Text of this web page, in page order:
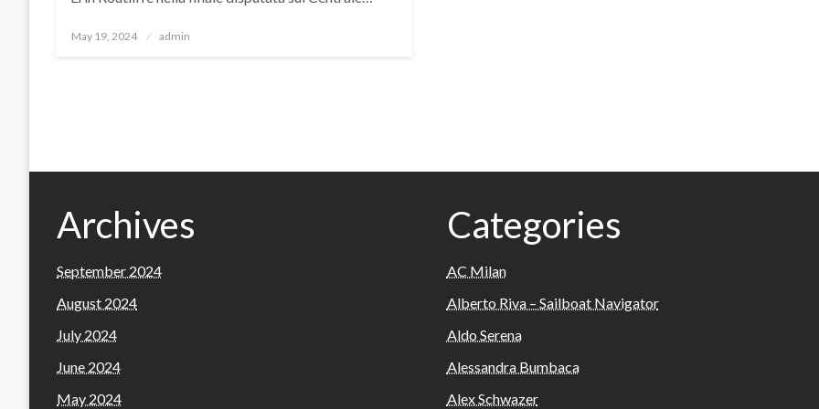
Posted
May 19, 2024 admin
Archives
September 2024
August 2024
July 2024
June 2024
May 2024
Categories
AC Milan
Alberto Riva – Sailboat Navigator
Aldo Serena
Alessandra Bumbaca
Alex Schwazer